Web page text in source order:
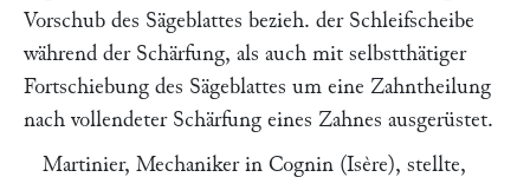
Vorschub des Sägeblattes bezieh. der Schleifscheibe
während der Schärfung, als auch mit selbstthätiger
Fortschiebung des Sägeblattes um eine Zahntheilung
nach vollendeter Schärfung eines Zahnes ausgerüstet.
Martinier, Mechaniker in Cognin (Isère), stellte,